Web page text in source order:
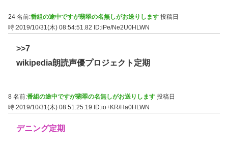
24 名前:番組の途中ですが翡翠の名無しがお送りします 投稿日
時:2019/10/31(木) 08:54:51.82
ID:iPe/Ne2U0HLWN
>>7
wikipedia朗読声優プロジェクト定期
8 名前:番組の途中ですが翡翠の名無しがお送りします 投稿日
時:2019/10/31(木) 08:51:25.19 ID:io+KR/Ha0HLWN
デニング定期